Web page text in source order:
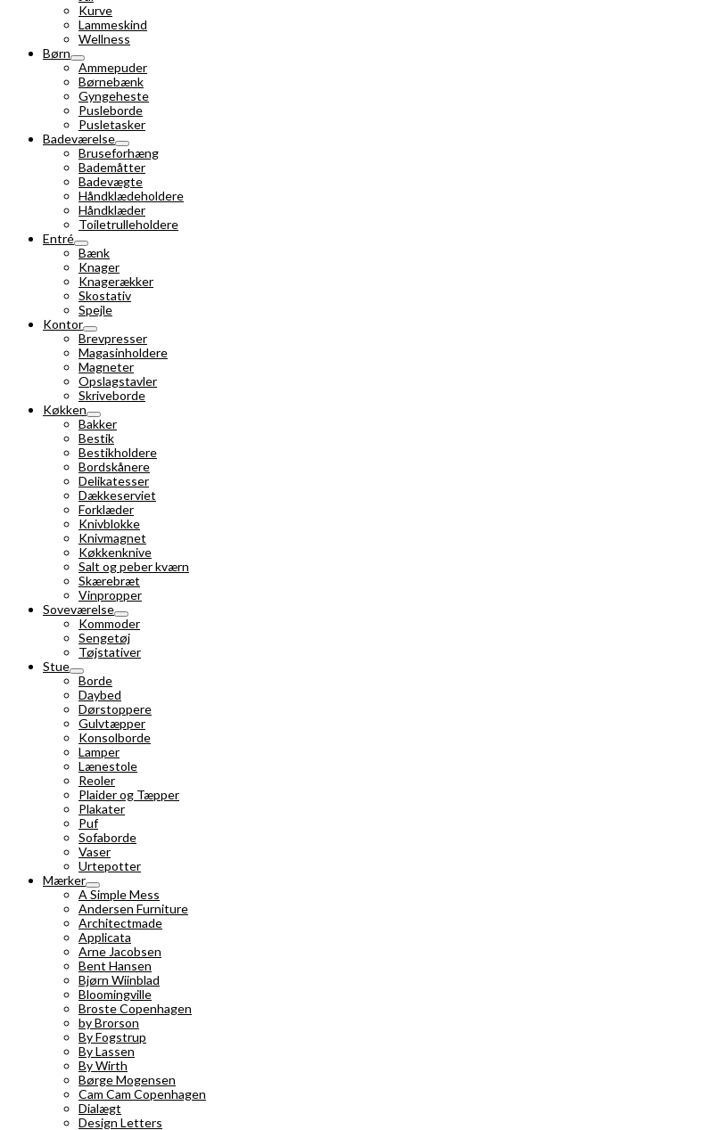
Kurve
Lammeskind
Wellness
Børn
Ammepuder
Børnebænk
Gyngeheste
Pusleborde
Pusletasker
Badeværelse
Bruseforhæng
Bademåtter
Badevægte
Håndklædeholdere
Håndklæder
Toiletrulleholdere
Entré
Bænk
Knager
Knagerækker
Skostativ
Spejle
Kontor
Brevpresser
Magasinholdere
Magneter
Opslagstavler
Skriveborde
Køkken
Bakker
Bestik
Bestikholdere
Bordskånere
Delikatesser
Dækkeserviet
Forklæder
Knivblokke
Knivmagnet
Køkkenknive
Salt og peber kværn
Skærebræt
Vinpropper
Soveværelse
Kommoder
Sengetøj
Tøjstativer
Stue
Borde
Daybed
Dørstoppere
Gulvtæpper
Konsolborde
Lamper
Lænestole
Reoler
Plaider og Tæpper
Plakater
Puf
Sofaborde
Vaser
Urtepotter
Mærker
A Simple Mess
Andersen Furniture
Architectmade
Applicata
Arne Jacobsen
Bent Hansen
Bjørn Wiinblad
Bloomingville
Broste Copenhagen
by Brorson
By Fogstrup
By Lassen
By Wirth
Børge Mogensen
Cam Cam Copenhagen
Dialægt
Design Letters